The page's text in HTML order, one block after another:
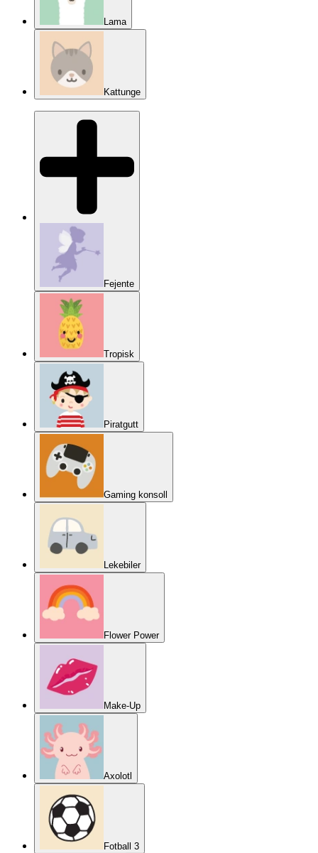
Lama
Kattunge
Fejente
Tropisk
Piratgutt
Gaming konsoll
Lekebiler
Flower Power
Make-Up
Axolotl
Fotball 3